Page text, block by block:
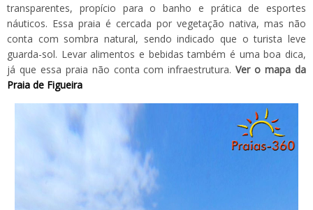
transparentes, propício para o banho e prática de esportes
náuticos. Essa praia é cercada por vegetação nativa, mas não
conta com sombra natural, sendo indicado que o turista leve
guarda-sol. Levar alimentos e bebidas também é uma boa dica,
já que essa praia não conta com infraestrutura.Ver o mapa da
Praia de Figueira